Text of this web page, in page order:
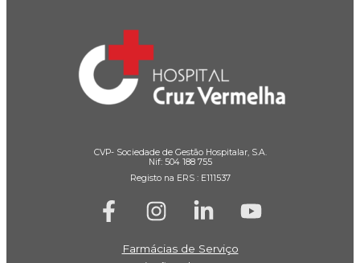
CVP- Sociedade de Gestão Hospitalar, S.A.
Nif: 504 188 755
Registo na ERS : E111537
Farmácias de Serviço